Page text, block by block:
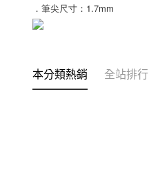
．筆尖尺寸：1.7mm
本分類熱銷 全站排行